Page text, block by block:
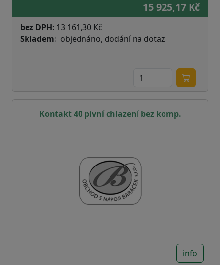
15 925,17 Kč
bez DPH: 13 161,30 Kč
Skladem
objednáno, dodání na dotaz
Kontakt 40 pivní chlazení bez komp.
info